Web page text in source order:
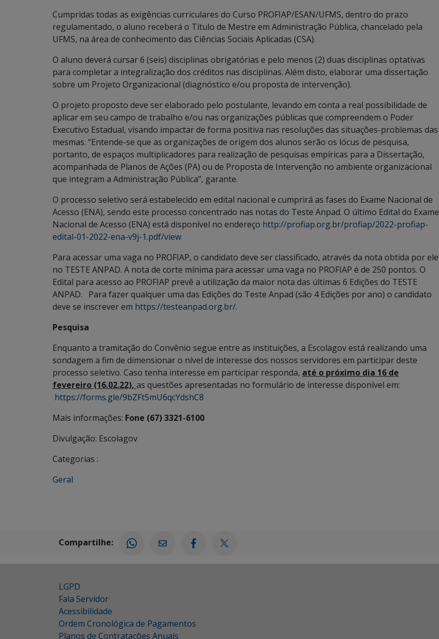
Cumpridas todas as exigências curriculares do Curso PROFIAP/ESAN/UFMS, dentro do prazo
regulamentado, o aluno receberá o Título de Mestre em Administração Pública, chancelado pela
UFMS, na área de conhecimento das Ciências Sociais Aplicadas (CSA).
O aluno deverá cursar 6 (seis) disciplinas obrigatórias e pelo menos (2) duas disciplinas optativas
para completar a integralização dos créditos nas disciplinas. Além disto, elaborar uma dissertação
sobre um Projeto Organizacional (diagnóstico e/ou proposta de intervenção).
O projeto proposto deve ser elaborado pelo postulante, levando em conta a real possibilidade de
aplicar em seu campo de trabalho e/ou nas organizações públicas que compreendem o Poder
Executivo Estadual, visando impactar de forma positiva nas resoluções das situações-problemas das
mesmas. “Entende-se que as organizações de origem dos alunos serão os lócus de pesquisa,
portanto, de espaços multiplicadores para realização de pesquisas empíricas para a Dissertação,
acompanhada de Planos de Ações (PA) ou de Proposta de Intervenção no ambiente organizacional
que integram a Administração Pública”, garante.
O processo seletivo será estabelecido em edital nacional e cumprirá as fases do Exame Nacional de
Acesso (ENA), sendo este processo concentrado nas notas do Teste Anpad. O último Edital do Exame
Nacional de Acesso (ENA) está disponível no endereço http://profiap.org.br/profiap/2022-profiap-
edital-01-2022-ena-v9j-1.pdf/view
Para acessar uma vaga no PROFIAP, o candidato deve ser classificado, através da nota obtida por ele
no TESTE ANPAD. A nota de corte mínima para acessar uma vaga no PROFIAP é de 250 pontos. O
Edital para acesso ao PROFIAP prevê a utilização da maior nota das últimas 6 Edições do TESTE
ANPAD. Para fazer qualquer uma das Edições do Teste Anpad (são 4 Edições por ano) o candidato
deve se inscrever em https://testeanpad.org.br/.
Pesquisa
Enquanto a tramitação do Convênio segue entre as instituições, a Escolagov está realizando uma
sondagem a fim de dimensionar o nível de interesse dos nossos servidores em participar deste
processo seletivo. Caso tenha interesse em participar responda, até o próximo dia 16 de
fevereiro (16.02.22), as questões apresentadas no formulário de interesse disponível em:
https://forms.gle/9bZFt5mU6qcYdshC8
Mais informações: Fone (67) 3321-6100
Divulgação: Escolagov
Categorias :
Geral
Compartilhe:
LGPD
Fala Servidor
Acessibilidade
Ordem Cronológica de Pagamentos
Planos de Contratações Anuais